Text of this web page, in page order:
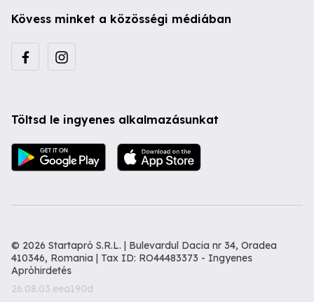
Kövess minket a közösségi médiában
Töltsd le ingyenes alkalmazásunkat
© 2026 Startapró S.R.L. | Bulevardul Dacia nr 34, Oradea
410346, Romania | Tax ID: RO44483373 - Ingyenes
Apróhirdetés
26.08.03.eea190d